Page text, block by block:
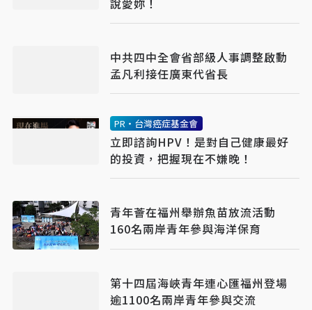
說愛妳！
中共四中全會省部級人事調整啟動
孟凡利接任廣東代省長
PR・台灣癌症基金會
立即諮詢HPV！是對自己健康最好
的投資，把握現在不嫌晚！
青年薈在福州舉辦魚苗放流活動
160名兩岸青年參與海洋保育
第十四屆海峽青年連心匯福州登場
逾1100名兩岸青年參與交流